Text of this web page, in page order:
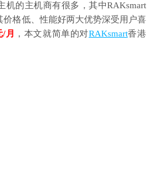
机的主机商有很多，其中RAKsmart
价格低、性能好两大优势深受用户喜
月 ，本文就简单的对RAKsmart香港